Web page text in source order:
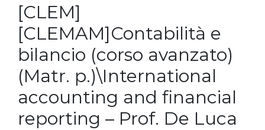
[CLEM]
[CLEMAM]Contabilità e
bilancio (corso avanzato)
(Matr. p.)\International
accounting and financial
reporting – Prof. De Luca